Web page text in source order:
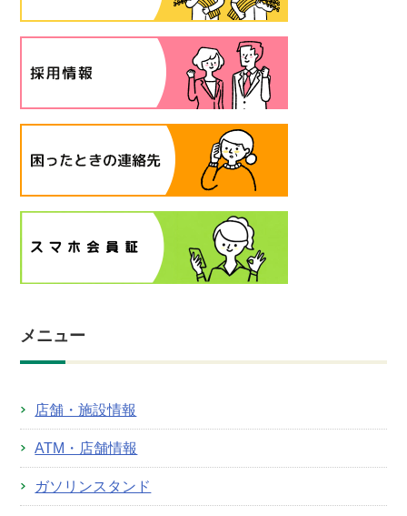
メニュー
店舗・施設情報
ATM・店舗情報
ガソリンスタンド